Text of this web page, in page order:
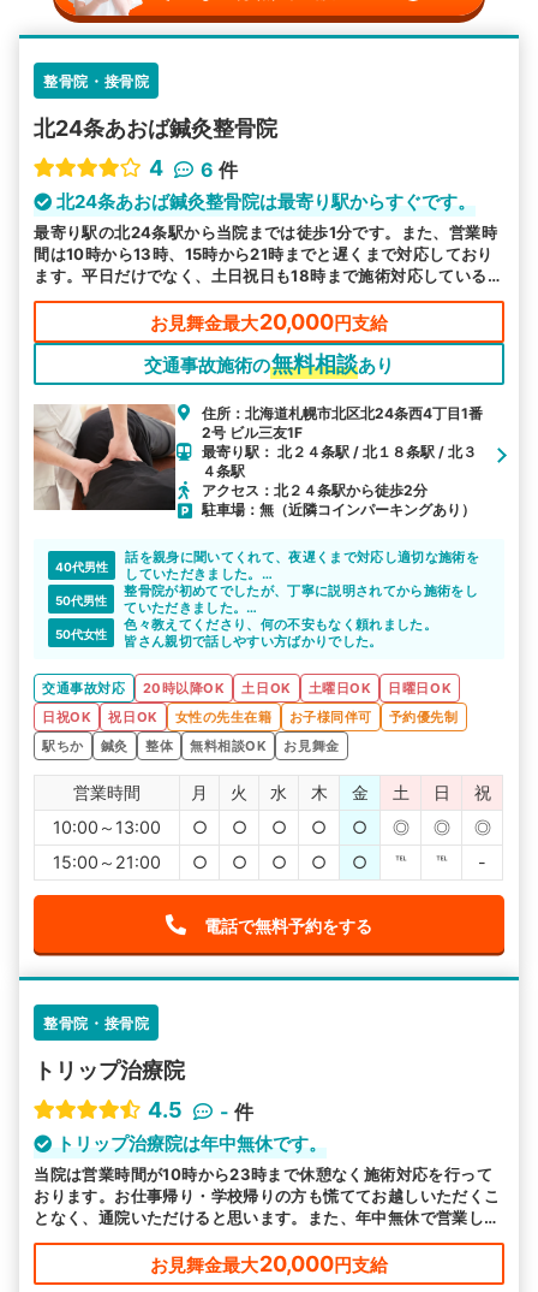
整骨院・接骨院
北24条あおば鍼灸整骨院
4
6 件
北24条あおば鍼灸整骨院は最寄り駅からすぐです。
最寄り駅の北24条駅から当院までは徒歩1分です。また、営業時
間は10時から13時、15時から21時までと遅くまで対応しており
ます。平日だけでなく、土日祝日も18時まで施術対応しているの
で、お気軽にお越しください。
お見舞金最大20,000円支給
交通事故施術の無料相談あり
住所：北海道札幌市北区北24条西4丁目1番
2号 ビル三友1F
最寄り駅： 北２４条駅 / 北１８条駅 / 北３
４条駅
アクセス：北２４条駅から徒歩2分
駐車場：無（近隣コインパーキングあり）
40代男性
話を親身に聞いてくれて、夜遅くまで対応し適切な施術を
していただきました。
ありがとうございます。
50代男性
整骨院が初めてでしたが、丁寧に説明されてから施術をし
ていただきました。
今後も安心して通えそうです。
事故後3日は体に不調はありませんでした。ですが、その後
症状が出たらすぐに通院先を紹介してもらうべきと思いま
す。
50代女性
色々教えてくださり、何の不安もなく頼れました。
皆さん親切で話しやすい方ばかりでした。
交通事故対応 20時以降OK 土日OK 土曜日OK
日曜日OK
日祝OK
祝日OK 女性の先生在籍 お子様同伴可
予約優先制
駅ちか
鍼灸 整体 無料相談OK お見舞金
営業時間 月 火 水 木 金 土 日
祝
10:00～13:00
○ ○ ○ ○ ○ ◎ ◎
◎
15:00～21:00
○ ○ ○ ○ ○ ℡ ℡ -
電話で無料予約をする
整骨院・接骨院
トリップ治療院
4.5
- 件
トリップ治療院は年中無休です。
当院は営業時間が10時から23時まで休憩なく施術対応を行って
おります。お仕事帰り・学校帰りの方も慌ててお越しいただくこ
となく、通院いただけると思います。また、年中無休で営業して
おりますので、ご都合のよい日にお越しください。
お見舞金最大20,000円支給